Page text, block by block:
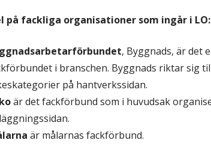
på fackliga organisationer som ingår i LO:
, Byggnads, är det
i branschen. Byggnads riktar sig
på hantverkssidan.
är det fackförbund som i huvudsak
är målarnas fackförbund.